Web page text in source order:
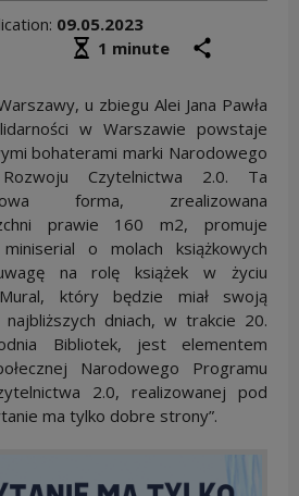
09.05.2023
Średni czas czytania
1 minute
u zbiegu Alei Jana Pawła
w Warszawie powstaje
bohaterami marki Narodowego
Czytelnictwa 2.0. Ta
forma, zrealizowana
prawie 160 m2, promuje
miniserial o molach książkowych
na rolę książek w życiu
Mural, który będzie miał swoją
dniach, w trakcie 20.
Bibliotek, jest elementem
Narodowego Programu
2.0, realizowanej pod
ma tylko dobre strony”.